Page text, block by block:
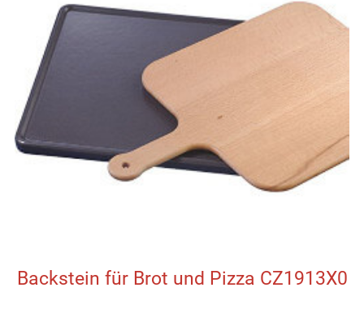
Backstein für Brot und Pizza CZ1913X0